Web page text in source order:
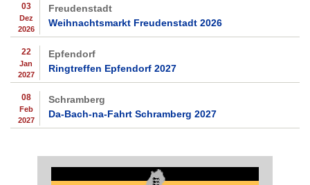
03
Dez
2026
Freudenstadt
Weihnachtsmarkt Freudenstadt 2026
22
Jan
2027
Epfendorf
Ringtreffen Epfendorf 2027
08
Feb
2027
Schramberg
Da-Bach-na-Fahrt Schramberg 2027